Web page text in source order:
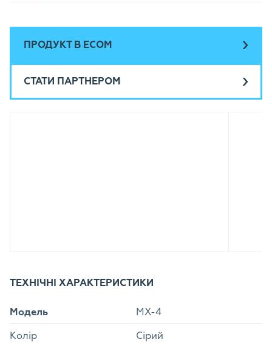
ПРОДУКТ В ECOM
СТАТИ ПАРТНЕРОМ
ТЕХНІЧНІ ХАРАКТЕРИСТИКИ
Модель
MX-4
Колір
Сірий